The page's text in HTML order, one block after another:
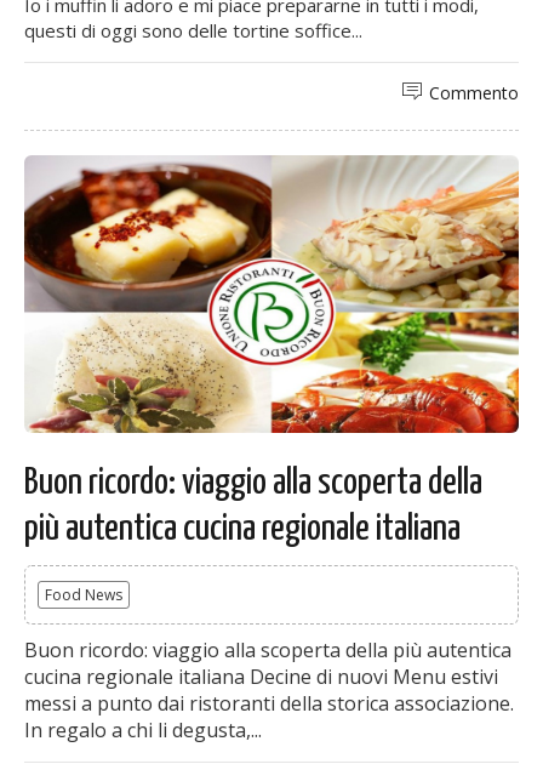
questi di oggi sono delle tortine soffice...
Commento
Buon ricordo: viaggio alla scoperta della
più autentica cucina regionale italiana
Food News
Buon ricordo: viaggio alla scoperta della più autentica
cucina regionale italiana Decine di nuovi Menu estivi
messi a punto dai ristoranti della storica associazione.
In regalo a chi li degusta,...